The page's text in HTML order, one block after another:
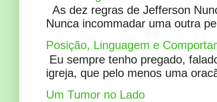
As dez regras de Jefferson
Nunca incommadar uma outra
Posição, Linguagem e
Eu sempre tenho pregado,
igreja, que pelo menos uma
Um Tumor no Lado